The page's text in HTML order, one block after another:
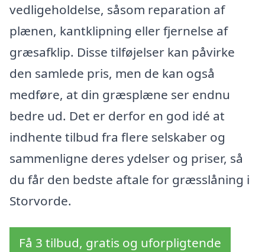
vedligeholdelse, såsom reparation af
plænen, kantklipning eller fjernelse af
græsafklip. Disse tilføjelser kan påvirke
den samlede pris, men de kan også
medføre, at din græsplæne ser endnu
bedre ud. Det er derfor en god idé at
indhente tilbud fra flere selskaber og
sammenligne deres ydelser og priser, så
du får den bedste aftale for græsslåning i
Storvorde.
Få 3 tilbud, gratis og uforpligtende